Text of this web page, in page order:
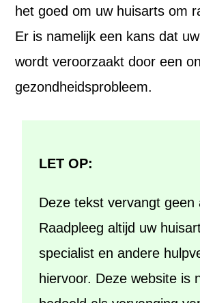
het goed om uw huisarts om
Er is namelijk een kans dat
wordt veroorzaakt door een
gezondheidsprobleem.
LET OP:
Deze tekst vervangt geen
Raadpleeg altijd uw
specialist en andere
hiervoor. Deze website is